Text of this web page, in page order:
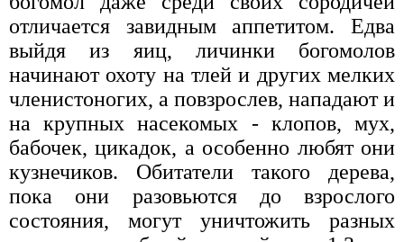
отличается завидным аппетитом. Едва
выйдя из яиц, личинки богомолов
начинают охоту на тлей и других мелких
членистоногих, а повзрослев, нападают и
на крупных насекомых - клопов, мух,
бабочек, цикадок, а особенно любят они
кузнечиков. Обитатели такого дерева,
пока они разовьются до взрослого
состояния, могут уничтожить разных